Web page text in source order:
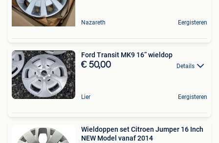
Nazareth Eergisteren
Ford Transit MK9 16” wieldop
€ 50,00 Details
Lier Eergisteren
Wieldoppen set Citroen Jumper 16 Inch
NEW Model vanaf 2014